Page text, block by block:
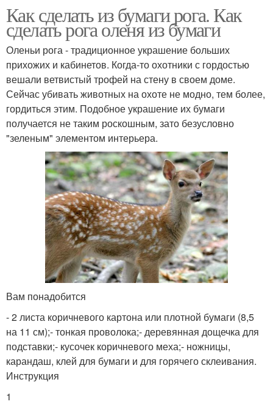
Как сделать из бумаги рога. Как
сделать рога оленя из бумаги
Оленьи рога - традиционное украшение больших
прихожих и кабинетов. Когда-то охотники с гордостью
вешали ветвистый трофей на стену в своем доме.
Сейчас убивать животных на охоте не модно, тем более,
гордиться этим. Подобное украшение их бумаги
получается не таким роскошным, зато безусловно
"зеленым" элементом интерьера.
Вам понадобится
- 2 листа коричневого картона или плотной бумаги (8,5
на 11 см);- тонкая проволока;- деревянная дощечка для
подставки;- кусочек коричневого меха;- ножницы,
карандаш, клей для бумаги и для горячего склеивания.
Инструкция
1